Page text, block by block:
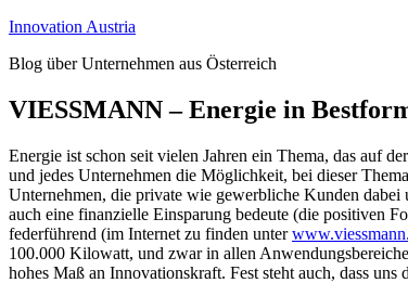
Zum
springen
Innovation Austria
Blog über Unternehmen aus Österreich
VIESSMANN – Energie in
Energie ist schon seit vielen Jahren ein Thema, das auf
und jedes Unternehmen die Möglichkeit, bei dieser
Unternehmen, die private wie gewerbliche Kunden dabei
auch eine finanzielle Einsparung bedeute (die positiven
federführend (im Internet zu finden unter
100.000 Kilowatt, und zwar in allen
hohes Maß an Innovationskraft. Fest steht auch, dass